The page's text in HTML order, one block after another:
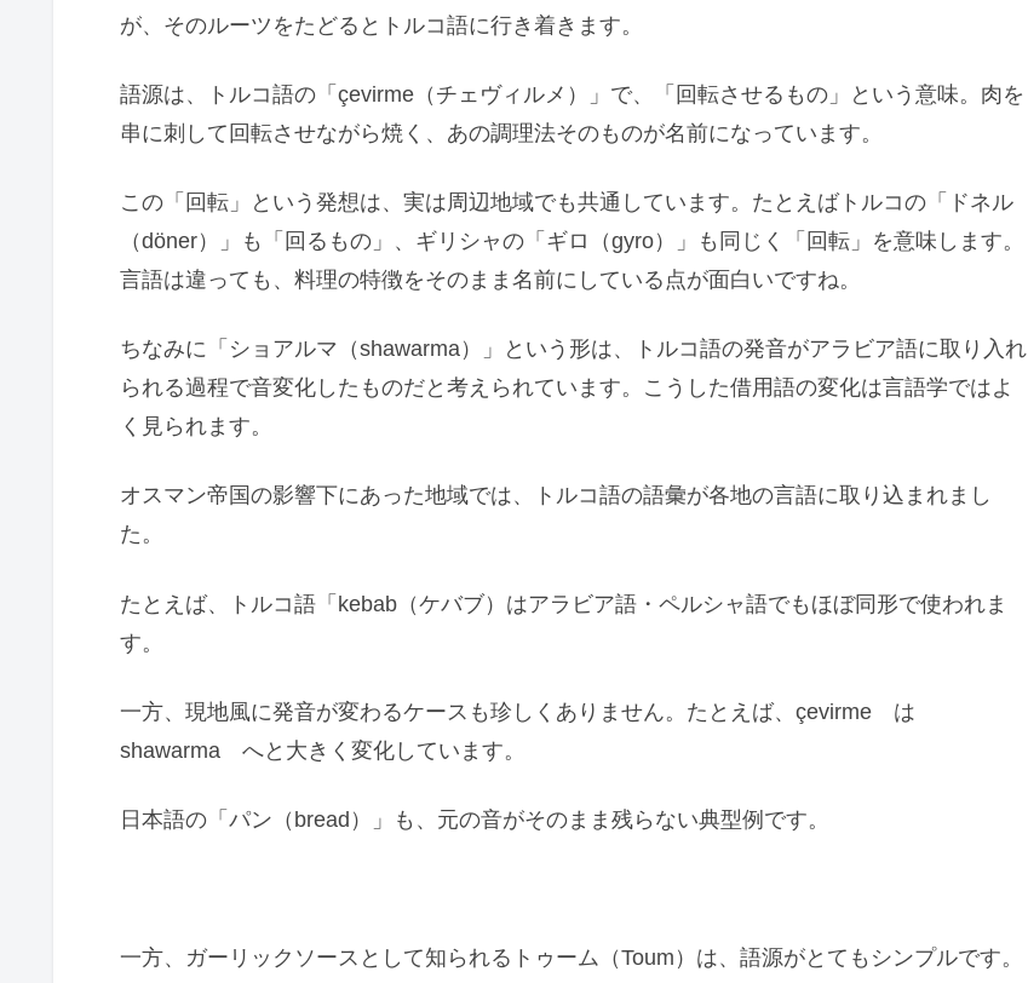
が、そのルーツをたどるとトルコ語に行き着きます。
語源は、トルコ語の「çevirme（チェヴィルメ）」で、「回転させるもの」という意味。肉を
串に刺して回転させながら焼く、あの調理法そのものが名前になっています。
この「回転」という発想は、実は周辺地域でも共通しています。たとえばトルコの「ドネル
（döner）」も「回るもの」、ギリシャの「ギロ（gyro）」も同じく「回転」を意味します。
言語は違っても、料理の特徴をそのまま名前にしている点が面白いですね。
ちなみに「ショアルマ（shawarma）」という形は、トルコ語の発音がアラビア語に取り入れ
られる過程で音変化したものだと考えられています。こうした借用語の変化は言語学ではよ
く見られます。
オスマン帝国の影響下にあった地域では、トルコ語の語彙が各地の言語に取り込まれまし
た。
たとえば、トルコ語「kebab（ケバブ）はアラビア語・ペルシャ語でもほぼ同形で使われま
す。
一方、現地風に発音が変わるケースも珍しくありません。たとえば、çevirme は
shawarma へと大きく変化しています。
日本語の「パン（bread）」も、元の音がそのまま残らない典型例です。
一方、ガーリックソースとして知られるトゥーム（Toum）は、語源がとてもシンプルです。